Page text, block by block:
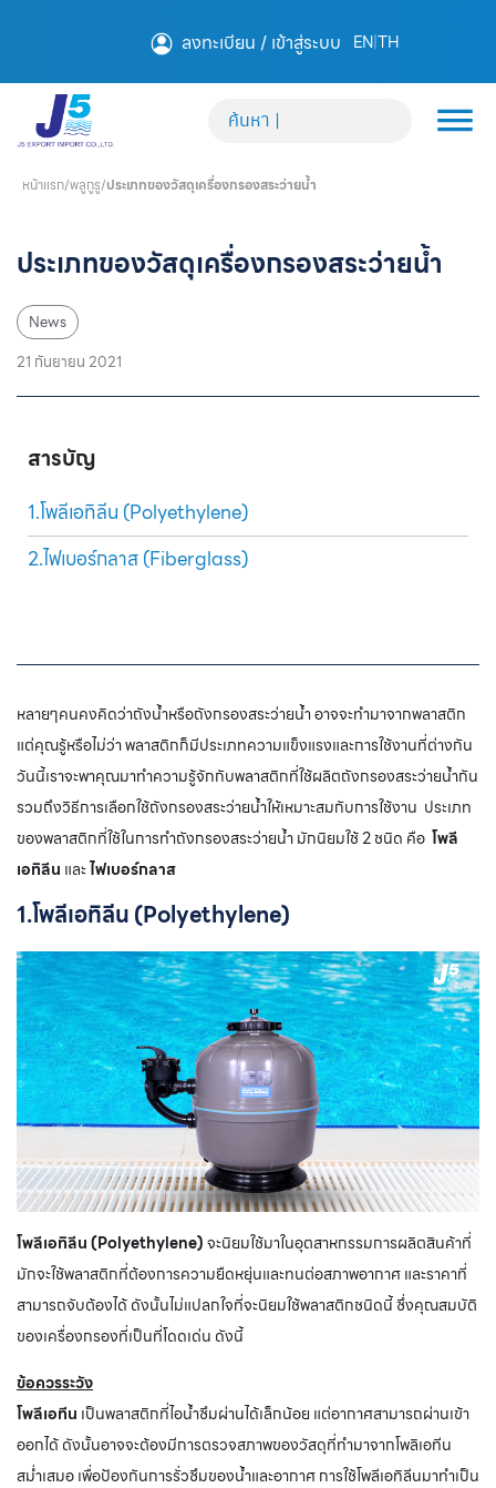
ลงทะเบียน / เข้าสู่ระบบ EN|TH
หน้าแรก/พลูกูรู/ประเภทของวัสดุเครื่องกรองสระว่ายน้ำ
ประเภทของวัสดุเครื่องกรองสระว่ายน้ำ
News
21 กันยายน 2021
สารบัญ
1.โพลีเอทิลีน (Polyethylene)
2.ไฟเบอร์กลาส (Fiberglass)
หลายๆคนคงคิดว่าถังน้ำหรือถังกรองสระว่ายน้ำ อาจจะทำมาจากพลาสติก
แต่คุณรู้หรือไม่ว่า พลาสติกก็มีประเภทความแข็งแรงและการใช้งานที่ต่างกัน
วันนี้เราจะพาคุณมาทำความรู้จักกับพลาสติกที่ใช้ผลิตถังกรองสระว่ายน้ำกัน
รวมถึงวิธีการเลือกใช้ถังกรองสระว่ายน้ำให้เหมาะสมกับการใช้งาน ประเภท
ของพลาสติกที่ใช้ในการทำถังกรองสระว่ายน้ำ มักนิยมใช้ 2 ชนิด คือ โพลี
เอทิลีน และไฟเบอร์กลาส
1.โพลีเอทิลีน (Polyethylene)
โพลีเอทิลีน (Polyethylene)จะนิยมใช้มาในอุตสาหกรรมการผลิตสินค้าที่
มักจะใช้พลาสติกที่ต้องการความยืดหยุ่นและทนต่อสภาพอากาศ และราคาที่
สามารถจับต้องได้ ดังนั้นไม่แปลกใจที่จะนิยมใช้พลาสติกชนิดนี้ ซึ่งคุณสมบัติ
ของเครื่องกรองที่เป็นที่โดดเด่น ดังนี้
ข้อควรระวัง
โพลีเอทีน เป็นพลาสติกที่ไอน้ำซึมผ่านได้เล็กน้อย แต่อากาศสามารถผ่านเข้า
ออกได้ ดังนั้นอาจจะต้องมีการตรวจสภาพของวัสดุที่ทำมาจากโพลิเอทีน
สม่ำเสมอ เพื่อป้องกันการรั่วซึมของน้ำและอากาศ การใช้โพลีเอทิลีนมาทำเป็น